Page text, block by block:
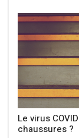
Le virus
chaussures ?